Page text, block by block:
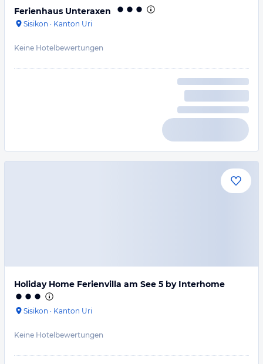
Ferienhaus Unteraxen
Sisikon · Kanton Uri
Keine Hotelbewertungen
Holiday Home Ferienvilla am See 5 by Interhome
Sisikon · Kanton Uri
Keine Hotelbewertungen